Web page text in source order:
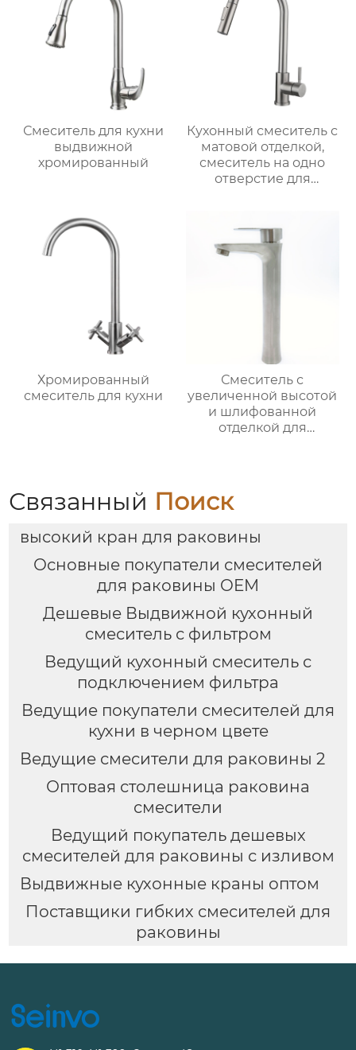
Смеситель для кухни
выдвижной
хромированный
Кухонный смеситель с
матовой отделкой,
смеситель на одно
отверстие для
Хромированный
смеситель для кухни
Смеситель с
увеличенной высотой
и шлифованной
отделкой для
Связанный Поиск
высокий кран для раковины
Основные покупатели смесителей
для раковины OEM
Дешевые Выдвижной кухонный
смеситель с фильтром
Ведущий кухонный смеситель с
подключением фильтра
Ведущие покупатели смесителей для
кухни в черном цвете
Ведущие смесители для раковины 2
Оптовая столешница раковина
смесители
Ведущий покупатель дешевых
смесителей для раковины с изливом
Выдвижные кухонные краны оптом
Поставщики гибких смесителей для
раковины